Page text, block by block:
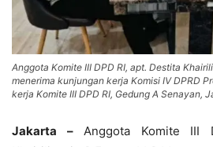
Anggota Komite III DPD RI, apt. Destita
menerima kunjungan kerja Komisi IV DPRD
kerja Komite III DPD RI, Gedung A Senayan,
Jakarta –Anggota Komite III